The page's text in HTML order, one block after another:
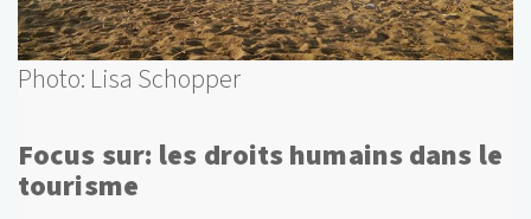
Photo: Lisa Schopper
Focus sur: les droits humains dans le
tourisme